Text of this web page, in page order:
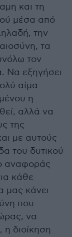
και τη
μέσα από
την
τα
τον
Να εξηγήσει
αίμα
η
αλλά να
της
με αυτούς
του δυτικού
αναφοράς
κάθε
μας κάνει
που
να
η διοίκηση